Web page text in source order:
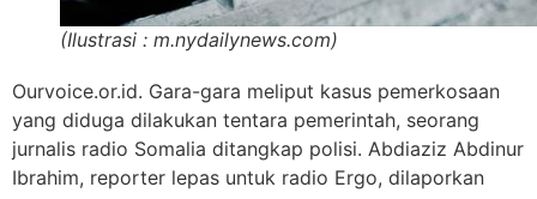
(Ilustrasi : m.nydailynews.com)
Ourvoice.or.id. Gara-gara meliput kasus pemerkosaan
yang diduga dilakukan tentara pemerintah, seorang
jurnalis radio Somalia ditangkap polisi. Abdiaziz Abdinur
Ibrahim, reporter lepas untuk radio Ergo, dilaporkan